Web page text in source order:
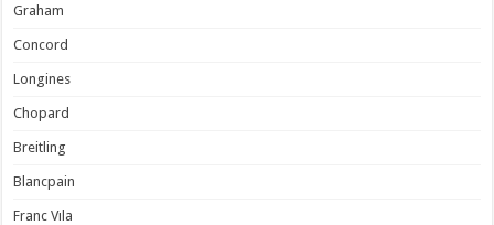
Graham
Concord
Longines
Chopard
Breitling
Blancpain
Franc Vıla